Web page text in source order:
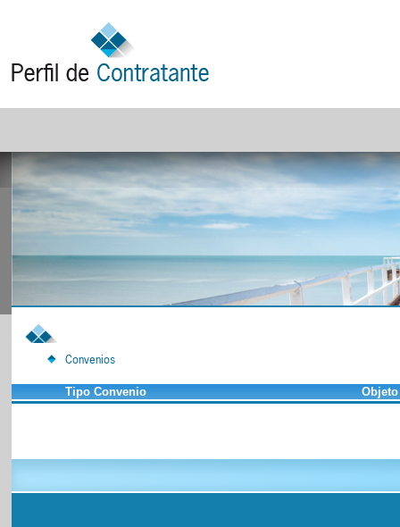
Convenios
Tipo Convenio Objeto